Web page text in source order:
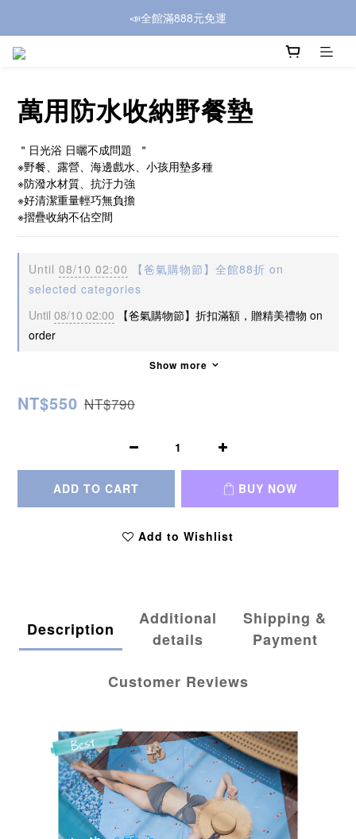
📣全館滿888元免運
萬用防水收納野餐墊
＂日光浴 日曬不成問題  ＂
※野餐、露營、海邊戲水、小孩用墊多種
※防潑水材質、抗汙力強
※好清潔重量輕巧無負擔
※摺疊收納不佔空間
Until 08/10 02:00 【爸氣購物節】全館88折 on
selected categories
Until 08/10 02:00 【爸氣購物節】折扣滿額，贈精美禮物 on
order
Show more
NT$550 NT$790
ADD TO CART BUY NOW
Add to Wishlist
Description
Additional
details
Shipping &
Payment
Customer Reviews